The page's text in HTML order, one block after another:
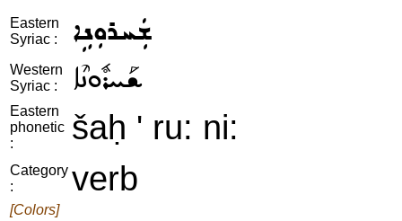
Eastern
Syriac :
ܫܲܚܪܘܼܢܹܐ
Western
Syriac :
ܫܰܚܪܽܘܢܶܐ
Eastern
phonetic
:
šaḥ ' ru: ni:
Category
:
verb
[Colors]